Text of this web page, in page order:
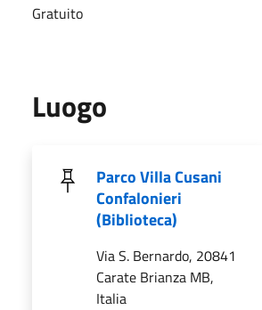
Gratuito
Luogo
Parco Villa Cusani
Confalonieri
(Biblioteca)
Via S. Bernardo, 20841
Carate Brianza MB,
Italia